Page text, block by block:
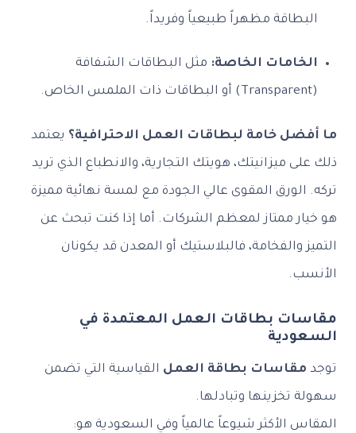
مظهراً طبيعياً وفريداً.
الخاصة:مثل البطاقات الشفافة
خامة لبطاقات العمل الاحترافية؟يعتمد
ميزانيتك، هويتك التجارية، والانطباع الذي تريد
المقوى عالي الجودة مع لمسة نهائية مميزة
ممتاز لمعظم الشركات. أما إذا كنت تبحث عن
والفخامة، فالبلاستيك أو المعدن قد يكونان
بطاقات العمل المعتمدة في
بطاقة العملالقياسية التي تضمن
تخزينها وتبادلها.
الأكثر شيوعاً عالمياً وفي السعودية هو: